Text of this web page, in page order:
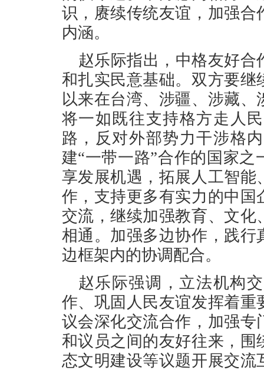
识，赓续传统友谊，加强
内涵。
赵乐际指出，中格友好
和扎实民意基础。双方要
以来在台湾、涉疆、涉藏
将一如既往支持格方走人
路，反对外部势力干涉格
建“一带一路”合作的国家
享发展机遇，拓展人工智
作，支持更多有实力的中
交流，继续加强教育、文
相通。加强多边协作，践
边框架内的协调配合。
赵乐际强调，立法机构
作、巩固人民友谊发挥着
议会深化交流合作，加强
和议员之间的友好往来，
态文明建设等议题开展交